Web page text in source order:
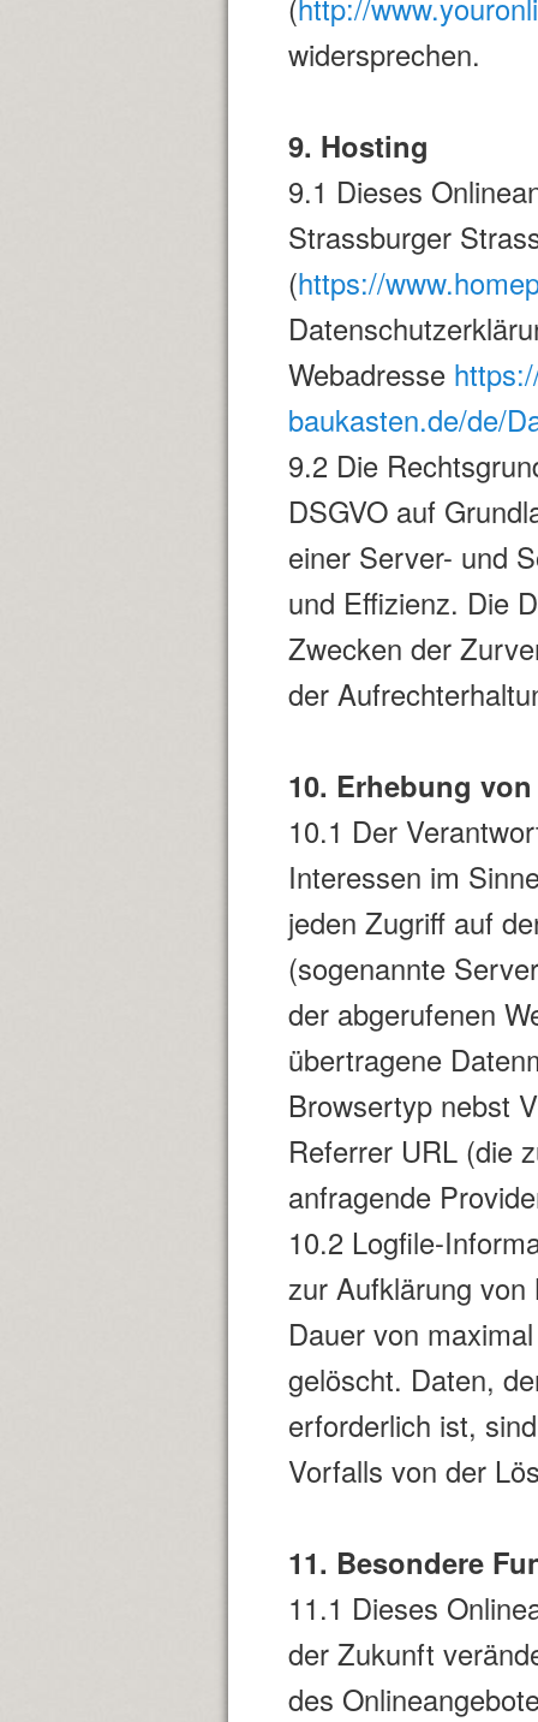
(http://
widersprechen.
9. Hosting
9.1 Dieses
Strassburger
(https://
Webadresse
baukasten.de/de/
9.2 Die
DSGVO auf
einer Server- und
und Effizienz. Die
Zwecken der
der
10. Erhebung
10.1 Der
Interessen im
jeden Zugriff auf
(sogenannte
der abgerufenen
übertragene
Browsertyp nebst
Referrer URL (die
anfragende
10.2 Logfile-
zur Aufklärung
Dauer von
gelöscht. Daten,
erforderlich ist,
Vorfalls von der
11. Besondere
11.1 Dieses
der Zukunft
des